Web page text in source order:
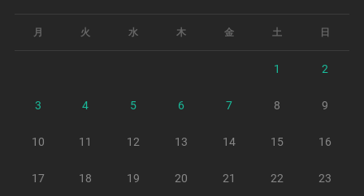
月 火 水 木 金 土 日
1 2
3 4 5 6 7 8 9
10 11 12 13 14 15 16
17 18 19 20 21 22 23